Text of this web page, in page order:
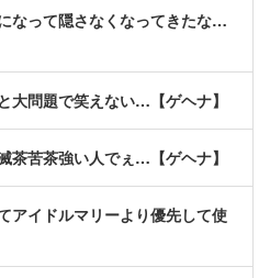
なって隠さなくなってきたな…
大問題で笑えない…【ゲヘナ】
茶苦茶強い人でぇ…【ゲヘナ】
アイドルマリーより優先して使